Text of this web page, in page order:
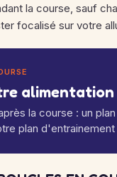
la course, sauf
focalisé sur votre
la course : un
plan d'entrainement